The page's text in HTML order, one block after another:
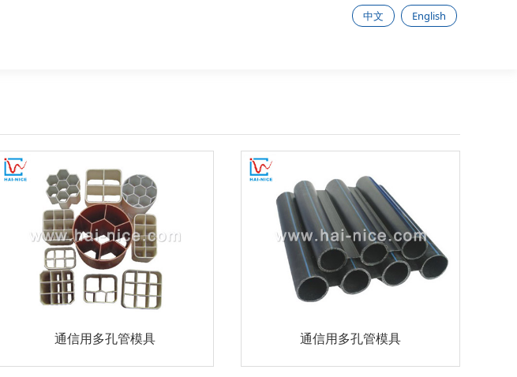
中文 English
通信用多孔管模具 通信用多孔管模具